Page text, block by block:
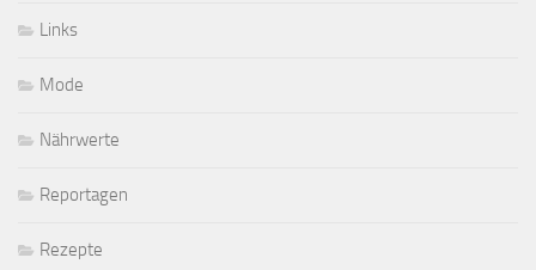
Links
Mode
Nährwerte
Reportagen
Rezepte